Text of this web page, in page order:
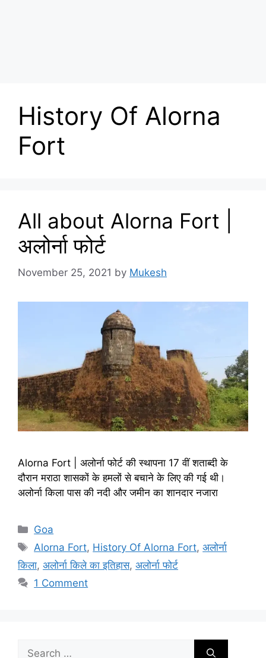
History Of Alorna
Fort
All about Alorna Fort |
अलोर्ना फोर्ट
November 25, 2021 by Mukesh
Alorna Fort | अलोर्ना फोर्ट की स्थापना 17 वीं शताब्दी के
दौरान मराठा शासकों के हमलों से बचाने के लिए की गई थी।
अलोर्ना किला पास की नदी और जमीन का शानदार नजारा
Categories
Goa
Tags
Alorna Fort, History Of Alorna Fort,अलोर्ना
किला, अलोर्ना किले का इतिहास, अलोर्ना फोर्ट
1 Comment